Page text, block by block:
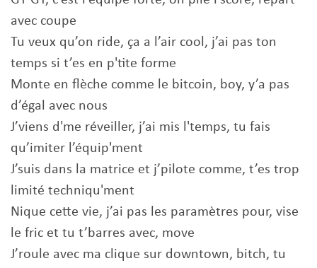
avec coupe
Tu veux qu’on ride, ça a l’air cool, j’ai pas ton
temps si t’es en p'tite forme
Monte en flèche comme le bitcoin, boy, y’a pas
d’égal avec nous
J’viens d'me réveiller, j’ai mis l'temps, tu fais
qu’imiter l’équip'ment
J’suis dans la matrice et j’pilote comme, t’es trop
limité techniqu'ment
Nique cette vie, j’ai pas les paramètres pour, vise
le fric et tu t’barres avec, move
J’roule avec ma clique sur downtown, bitch, tu